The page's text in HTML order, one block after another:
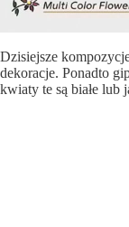
Dzisiejsze
dekoracje. Ponadto
kwiaty te są białe lub